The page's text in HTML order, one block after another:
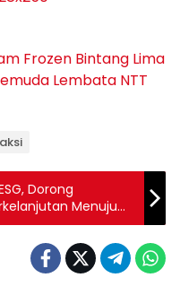
Frozen Bintang Lima
Lembata NTT
Dorong
Menuju